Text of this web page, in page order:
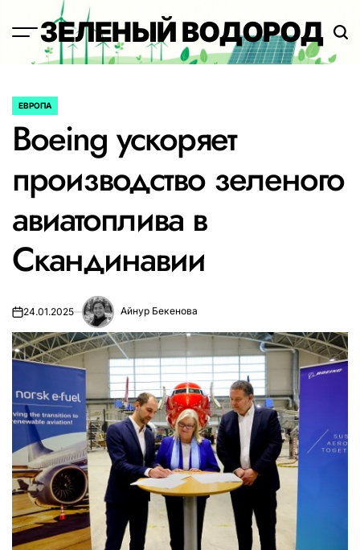
содержимому
ЗЕЛЕНЫЙ ВОДОРОД
ОПУБЛИКОВАНО
ЕВРОПА
Boeing ускоряет
производство зеленого
авиатоплива в
Скандинавии
24.01.2025 Айнур Бекенова